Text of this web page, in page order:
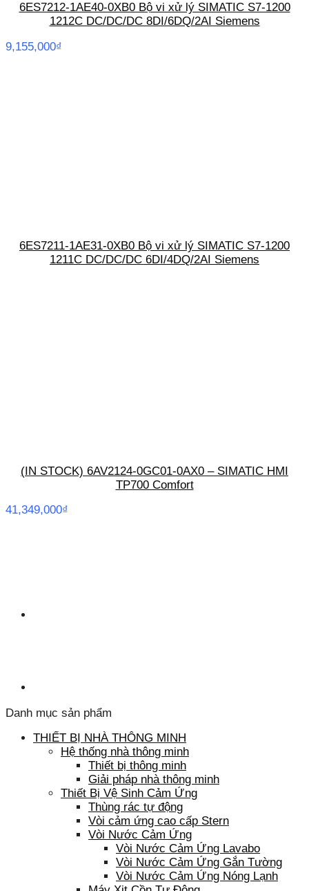
6ES7212-1AE40-0XB0 Bộ vi xử lý SIMATIC S7-1200
1212C DC/DC/DC 8DI/6DQ/2AI Siemens
9,155,000₫
6ES7211-1AE31-0XB0 Bộ vi xử lý SIMATIC S7-1200
1211C DC/DC/DC 6DI/4DQ/2AI Siemens
(IN STOCK) 6AV2124-0GC01-0AX0 – SIMATIC HMI
TP700 Comfort
41,349,000₫
Danh mục sản phẩm
THIẾT BỊ NHÀ THÔNG MINH
Hệ thống nhà thông minh
Thiết bị thông minh
Giải pháp nhà thông minh
Thiết Bị Vệ Sinh Cảm Ứng
Thùng rác tự động
Vòi cảm ứng cao cấp Stern
Vòi Nước Cảm Ứng
Vòi Nước Cảm Ứng Lavabo
Vòi Nước Cảm Ứng Gắn Tường
Vòi Nước Cảm Ứng Nóng Lạnh